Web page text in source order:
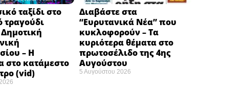
ταξίδι στο
τραγούδι
– Η
στο κατάμεστο
(vid)
Διαβάστε στα
“Ευρυτανικά Νέα” που
κυκλοφορούν – Τα
κυριότερα θέματα στο
πρωτοσέλιδο της 4ης
Αυγούστου
5 Αυγούστου 2026